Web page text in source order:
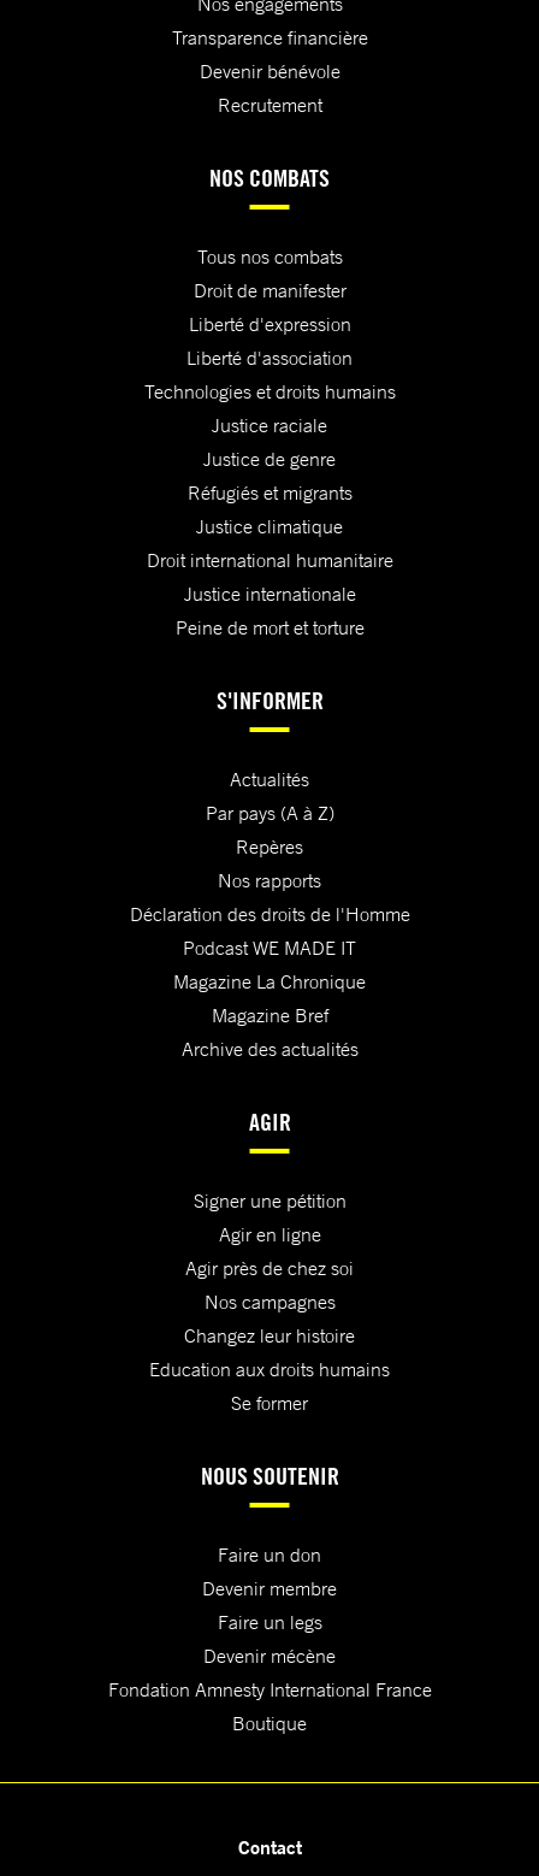
Transparence financière
Devenir bénévole
Recrutement
NOS COMBATS
Tous nos combats
Droit de manifester
Liberté d'expression
Liberté d'association
Technologies et droits humains
Justice raciale
Justice de genre
Réfugiés et migrants
Justice climatique
Droit international humanitaire
Justice internationale
Peine de mort et torture
S'INFORMER
Actualités
Par pays (A à Z)
Repères
Nos rapports
Déclaration des droits de l'Homme
Podcast WE MADE IT
Magazine La Chronique
Magazine Bref
Archive des actualités
AGIR
Signer une pétition
Agir en ligne
Agir près de chez soi
Nos campagnes
Changez leur histoire
Education aux droits humains
Se former
NOUS SOUTENIR
Faire un don
Devenir membre
Faire un legs
Devenir mécène
Fondation Amnesty International France
Boutique
Contact